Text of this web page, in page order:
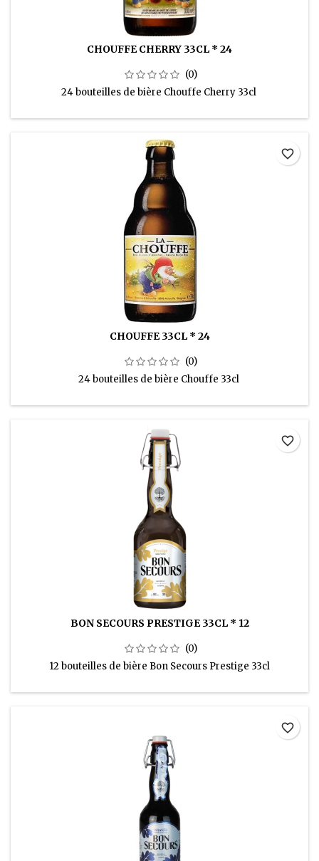
CHOUFFE CHERRY 33CL * 24
(0)
24 bouteilles de bière Chouffe Cherry 33cl
CHOUFFE 33CL * 24
(0)
24 bouteilles de bière Chouffe 33cl
favorite_border
BON SECOURS PRESTIGE 33CL * 12
(0)
12 bouteilles de bière Bon Secours Prestige 33cl
favorite_border
favorite_border